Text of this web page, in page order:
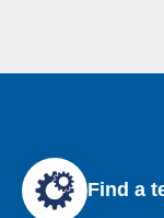
Find a